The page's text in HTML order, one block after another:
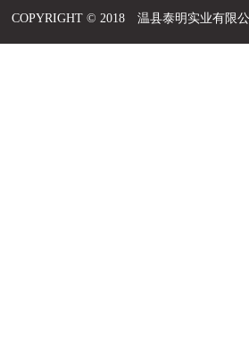
COPYRIGHT © 2018 温县泰明实业有限